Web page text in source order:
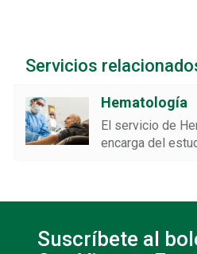
Servicios
Hematología
El servicio de
encarga del
Suscríbete al